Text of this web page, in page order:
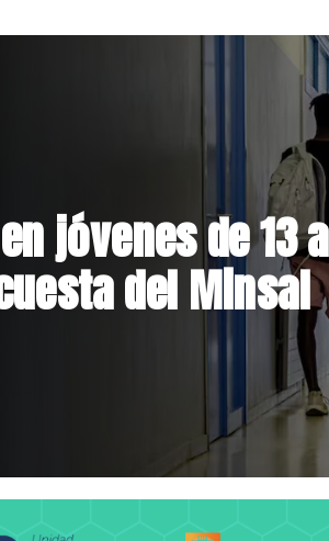
del Parque
inversión de